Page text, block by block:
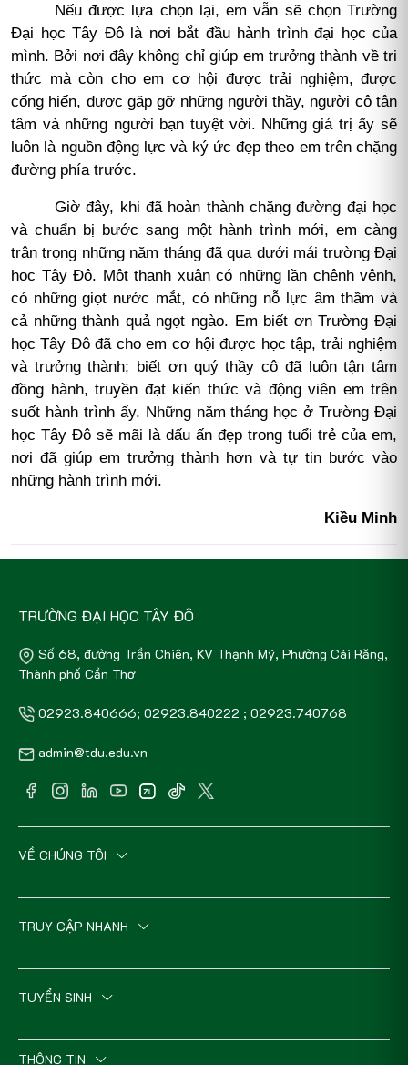
Nếu được lựa chọn lại, em vẫn sẽ chọn Trường
Đại học Tây Đô là nơi bắt đầu hành trình đại học của
mình. Bởi nơi đây không chỉ giúp em trưởng thành về tri
thức mà còn cho em cơ hội được trải nghiệm, được
cống hiến, được gặp gỡ những người thầy, người cô tận
tâm và những người bạn tuyệt vời. Những giá trị ấy sẽ
luôn là nguồn động lực và ký ức đẹp theo em trên chặng
đường phía trước.
Giờ đây, khi đã hoàn thành chặng đường đại học
và chuẩn bị bước sang một hành trình mới, em càng
trân trọng những năm tháng đã qua dưới mái trường Đại
học Tây Đô. Một thanh xuân có những lần chênh vênh,
có những giọt nước mắt, có những nỗ lực âm thầm và
cả những thành quả ngọt ngào. Em biết ơn Trường Đại
học Tây Đô đã cho em cơ hội được học tập, trải nghiệm
và trưởng thành; biết ơn quý thầy cô đã luôn tận tâm
đồng hành, truyền đạt kiến thức và động viên em trên
suốt hành trình ấy. Những năm tháng học ở Trường Đại
học Tây Đô sẽ mãi là dấu ấn đẹp trong tuổi trẻ của em,
nơi đã giúp em trưởng thành hơn và tự tin bước vào
những hành trình mới.
Kiều Minh
TRƯỜNG ĐẠI HỌC TÂY ĐÔ
Số 68, đường Trần Chiên, KV Thạnh Mỹ, Phường Cái Răng,
Thành phố Cần Thơ
02923.840666; 02923.840222 ; 02923.740768
admin@tdu.edu.vn
VỀ CHÚNG TÔI
TRUY CẬP NHANH
TUYỂN SINH
THÔNG TIN